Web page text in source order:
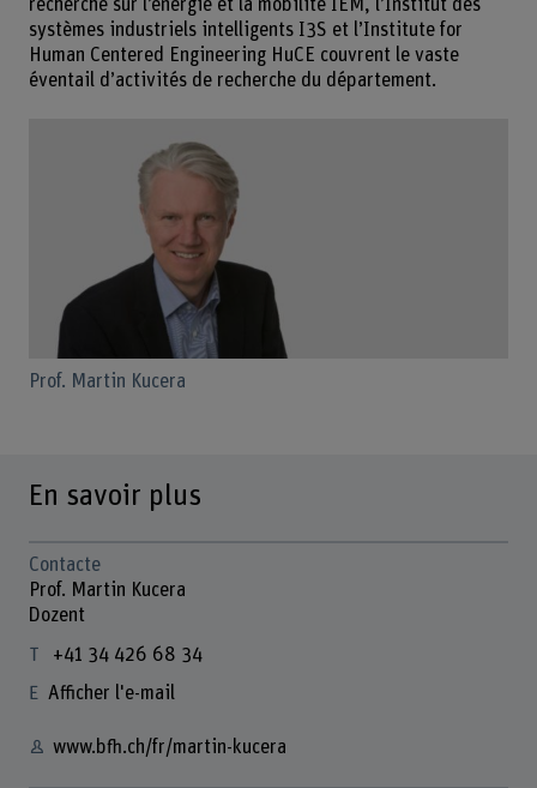
recherche sur l’énergie et la mobilité IEM, l’Institut des
systèmes industriels intelligents I3S et l’Institute for
Human Centered Engineering HuCE couvrent le vaste
éventail d’activités de recherche du département.
Prof. Martin Kucera
En savoir plus
Contacte
Prof. Martin Kucera
Dozent
+41 34 426 68 34
Afficher l'e-mail
www.bfh.ch/fr/martin-kucera